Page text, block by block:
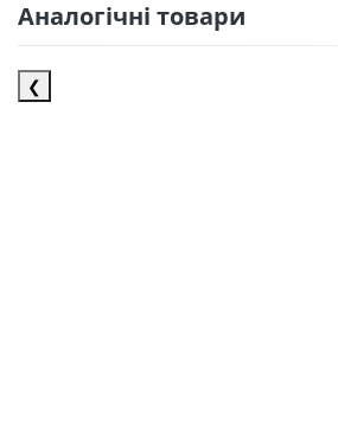
Аналогічні товари
❮